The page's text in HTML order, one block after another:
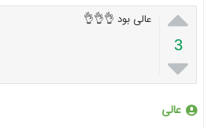

3

عالی بود 👌👌👌
عالی